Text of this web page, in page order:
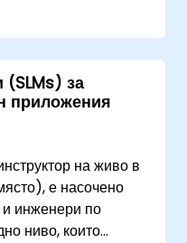
управление.
на SLM върху
решенията за
за
приложения
на живо в
е насочено
инженери по
ниво, които